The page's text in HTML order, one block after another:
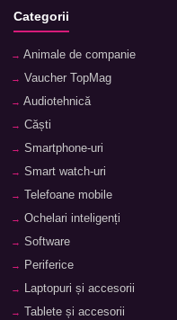
Categorii
Animale de companie
Vaucher TopMag
Audiotehnică
Căști
Smartphone-uri
Smart watch-uri
Telefoane mobile
Ochelari inteligenți
Software
Periferice
Laptopuri și accesorii
Tablete și accesorii